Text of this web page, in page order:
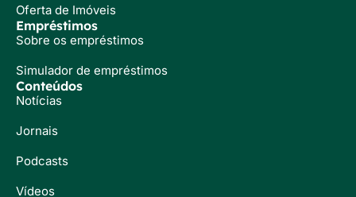
Oferta de Imóveis
Empréstimos
Sobre os empréstimos
Simulador de empréstimos
Conteúdos
Notícias
Jornais
Podcasts
Vídeos